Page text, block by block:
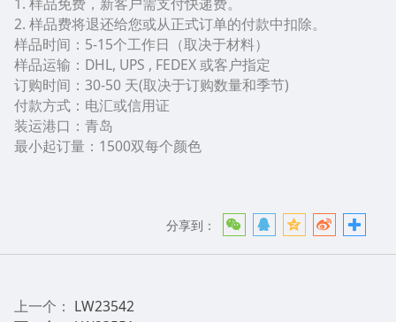
2. 样品费将退还给您或从正式订单的付款中扣除。
样品时间：5-15个工作日（取决于材料）
样品运输：DHL, UPS , FEDEX 或客户指定
订购时间：30-50 天(取决于订购数量和季节)
付款方式：电汇或信用证
装运港口：青岛
最小起订量：1500双每个颜色
分享到：
上一个： LW23542